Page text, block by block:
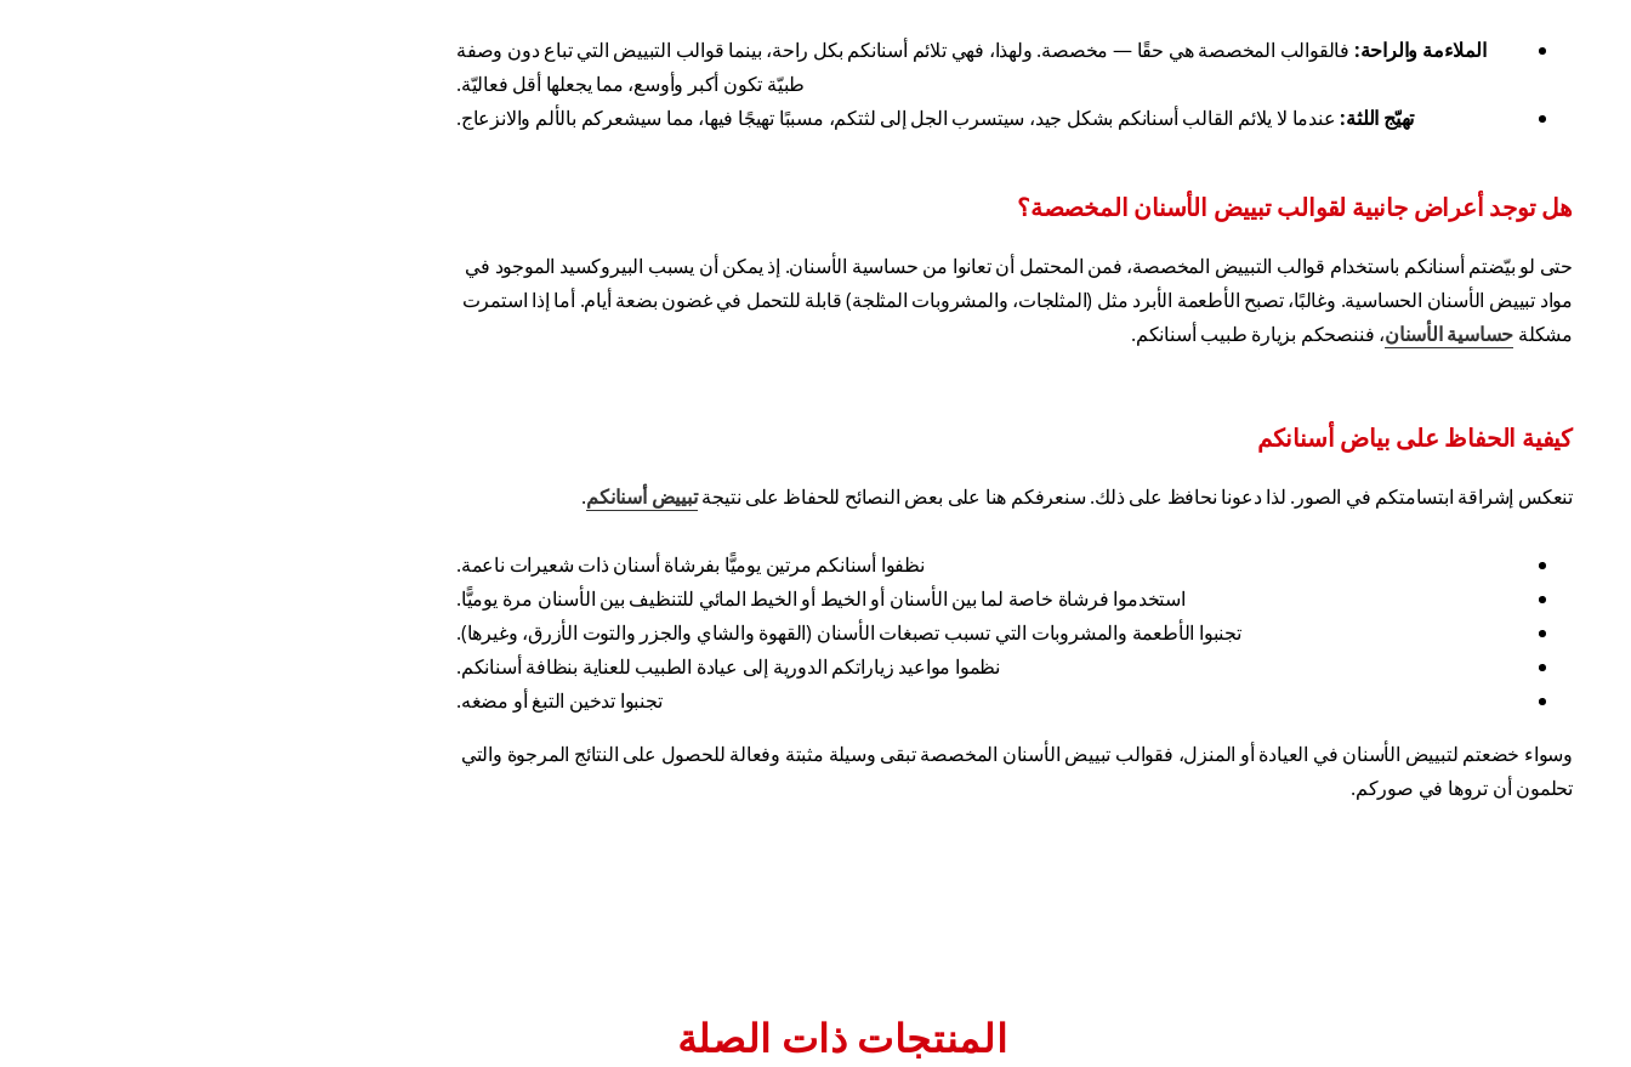
الملاءمة والراحة: فالقوالب المخصصة هي حقًا — مخصصة. ولهذا، فهي تلائم أسنانكم بكل راحة، بينما قوالب التبييض التي تباع دون وصفة
طبيّة تكون أكبر وأوسع، مما يجعلها أقل فعاليّة.
تهيّج اللثة: عندما لا يلائم القالب أسنانكم بشكل جيد، سيتسرب الجل إلى لثتكم، مسببًا تهيجًا فيها، مما سيشعركم بالألم والانزعاج.
هل توجد أعراض جانبية لقوالب تبييض الأسنان المخصصة؟
حتى لو بيّضتم أسنانكم باستخدام قوالب التبييض المخصصة، فمن المحتمل أن تعانوا من حساسية الأسنان. إذ يمكن أن يسبب البيروكسيد الموجود في
مواد تبييض الأسنان الحساسية. وغالبًا، تصبح الأطعمة الأبرد مثل (المثلجات، والمشروبات المثلجة) قابلة للتحمل في غضون بضعة أيام. أما إذا استمرت
مشكلة حساسية الأسنان، فننصحكم بزيارة طبيب أسنانكم.
كيفية الحفاظ على بياض أسنانكم
تنعكس إشراقة ابتسامتكم في الصور. لذا دعونا نحافظ على ذلك. سنعرفكم هنا على بعض النصائح للحفاظ على نتيجةتبييض أسنانكم.
نظفوا أسنانكم مرتين يوميًّا بفرشاة أسنان ذات شعيرات ناعمة.
استخدموا فرشاة خاصة لما بين الأسنان أو الخيط أو الخيط المائي للتنظيف بين الأسنان مرة يوميًّا.
تجنبوا الأطعمة والمشروبات التي تسبب تصبغات الأسنان (القهوة والشاي والجزر والتوت الأزرق، وغيرها).
نظموا مواعيد زياراتكم الدورية إلى عيادة الطبيب للعناية بنظافة أسنانكم.
تجنبوا تدخين التبغ أو مضغه.
وسواء خضعتم لتبييض الأسنان في العيادة أو المنزل، فقوالب تبييض الأسنان المخصصة تبقى وسيلة مثبتة وفعالة للحصول على النتائج المرجوة والتي
تحلمون أن تروها في صوركم.
المنتجات ذات الصلة